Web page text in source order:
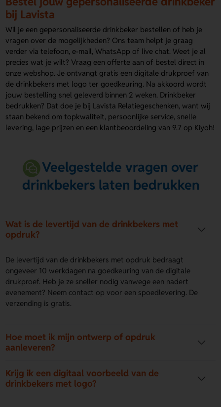
bij Lavista
Wil je een gepersonaliseerde drinkbeker bestellen of heb je
vragen over de mogelijkheden? Ons team helpt je graag
verder via telefoon, e-mail, WhatsApp of live chat. Weet je al
precies wat je wilt? Vraag een offerte aan of bestel direct in
onze webshop. Je ontvangt gratis een digitale drukproef van
de drinkbekers met logo ter goedkeuring. Na akkoord wordt
jouw bestelling snel geleverd binnen 2 weken. Drinkbeker
bedrukken? Dat doe je bij Lavista Relatiegeschenken, want wij
staan bekend om topkwaliteit, persoonlijke service, snelle
levering, lage prijzen en een klantbeoordeling van 9.7 op Kiyoh!
Veelgestelde vragen over
drinkbekers laten bedrukken
Wat is de levertijd van de drinkbekers met
opdruk?
De levertijd van de drinkbekers met opdruk bedraagt
ongeveer 10 werkdagen na goedkeuring van de digitale
drukproef. Heb je ze sneller nodig vanwege een nadert
evenement? Neem contact op voor een spoedlevering. De
verzending is gratis.
Hoe moet ik mijn ontwerp of opdruk
aanleveren?
Krijg ik een digitaal voorbeeld van de
drinkbekers met logo?